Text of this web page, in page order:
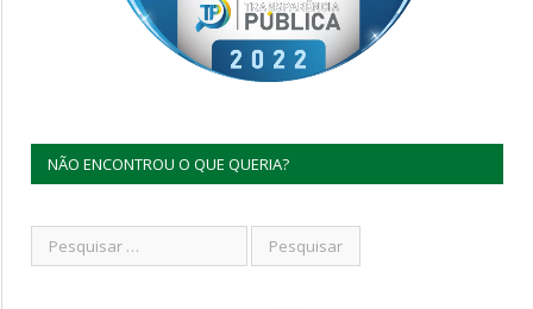
NÃO ENCONTROU O QUE QUERIA?